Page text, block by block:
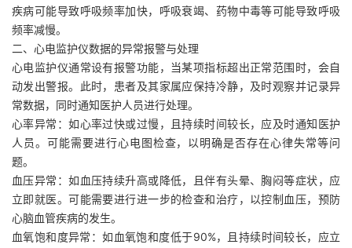
疾病可能导致呼吸频率加快，呼吸衰竭、药物中毒等可能导致呼吸
频率减慢。
二、心电监护仪数据的异常报警与处理
心电监护仪通常设有报警功能，当某项指标超出正常范围时，会自
动发出警报。此时，患者及其家属应保持冷静，及时观察并记录异
常数据，同时通知医护人员进行处理。
心率异常：如心率过快或过慢，且持续时间较长，应及时通知医护
人员。可能需要进行心电图检查，以明确是否存在心律失常等问
题。
血压异常：如血压持续升高或降低，且伴有头晕、胸闷等症状，应
立即就医。可能需要进行进一步的检查和治疗，以控制血压，预防
心脑血管疾病的发生。
血氧饱和度异常：如血氧饱和度低于90%，且持续时间较长，应立